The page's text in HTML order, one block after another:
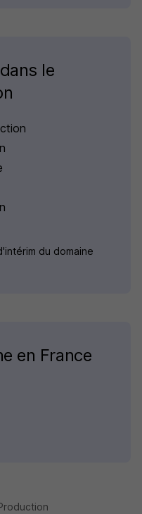
le
du domaine
en France